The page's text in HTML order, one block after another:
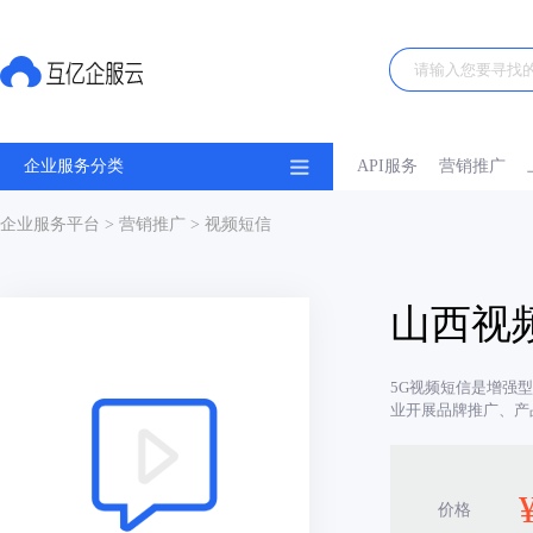
企业服务分类 API服务 营销推广
企业服务平台 > 营销推广 > 视频短信
山西视
5G视频短信是增强
业开展品牌推广、
价格